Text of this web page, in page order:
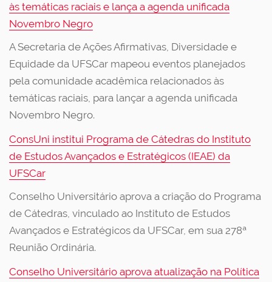
às temáticas raciais e lança a agenda unificada
Novembro Negro
A Secretaria de Ações Afirmativas, Diversidade e
Equidade da UFSCar mapeou eventos planejados
pela comunidade acadêmica relacionados às
temáticas raciais, para lançar a agenda unificada
Novembro Negro.
ConsUni institui Programa de Cátedras do Instituto
de Estudos Avançados e Estratégicos (IEAE) da
UFSCar
Conselho Universitário aprova a criação do Programa
de Cátedras, vinculado ao Instituto de Estudos
Avançados e Estratégicos da UFSCar, em sua 278ª
Reunião Ordinária.
Conselho Universitário aprova atualização na Política